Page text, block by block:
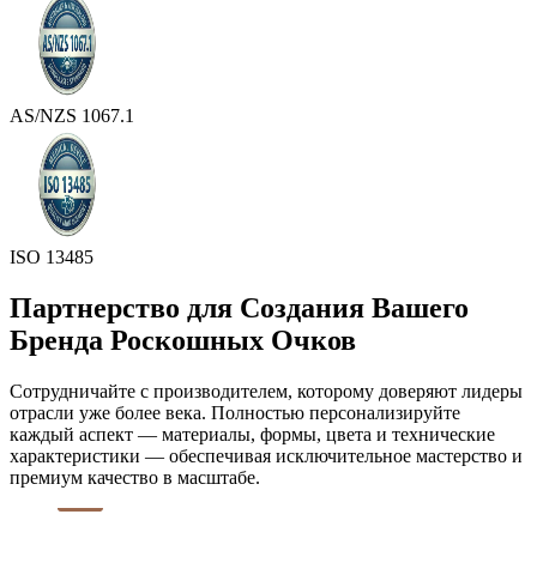
AS/NZS 1067.1
ISO 13485
Партнерство для Создания Вашего
Бренда Роскошных Очков
Сотрудничайте с производителем, которому доверяют лидеры
отрасли уже более века. Полностью персонализируйте
каждый аспект — материалы, формы, цвета и технические
характеристики — обеспечивая исключительное мастерство и
премиум качество в масштабе.